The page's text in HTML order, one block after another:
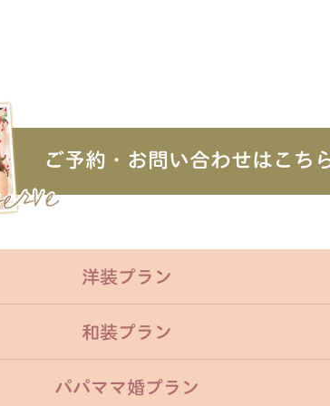
ご予約・お問い合わせはこち
洋装プラン
和装プラン
パパママ婚プラン